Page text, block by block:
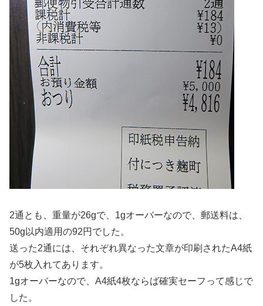
2通とも、重量が26gで、1gオーバーなので、郵送料は、
50g以内適用の92円でした。
送った2通には、それぞれ異なった文章が印刷されたA4紙
が5枚入れてあります。
1gオーバーなので、A4紙4枚ならば確実セーフって感じで
した。